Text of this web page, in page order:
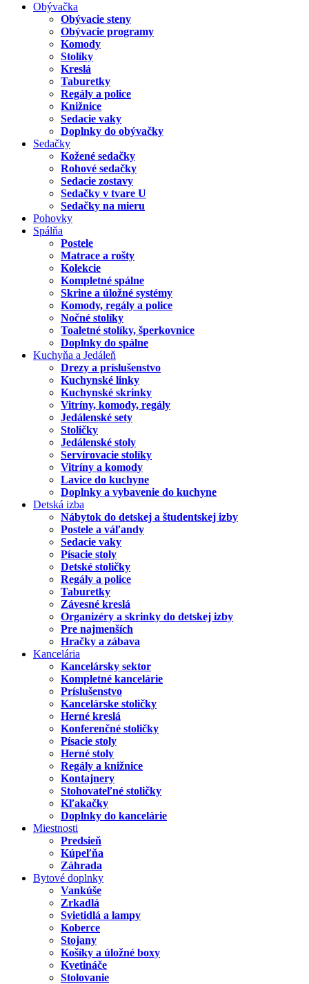
Obývačka
Obývacie steny
Obývacie programy
Komody
Stolíky
Kreslá
Taburetky
Regály a police
Knižnice
Sedacie vaky
Doplnky do obývačky
Sedačky
Kožené sedačky
Rohové sedačky
Sedacie zostavy
Sedačky v tvare U
Sedačky na mieru
Pohovky
Spálňa
Postele
Matrace a rošty
Kolekcie
Kompletné spálne
Skrine a úložné systémy
Komody, regály a police
Nočné stolíky
Toaletné stolíky, šperkovnice
Doplnky do spálne
Kuchyňa a Jedáleň
Drezy a príslušenstvo
Kuchynské linky
Kuchynské skrinky
Vitríny, komody, regály
Jedálenské sety
Stoličky
Jedálenské stoly
Servírovacie stolíky
Vitríny a komody
Lavice do kuchyne
Doplnky a vybavenie do kuchyne
Detská izba
Nábytok do detskej a študentskej izby
Postele a váľandy
Sedacie vaky
Písacie stoly
Detské stoličky
Regály a police
Taburetky
Závesné kreslá
Organizéry a skrinky do detskej izby
Pre najmenších
Hračky a zábava
Kancelária
Kancelársky sektor
Kompletné kancelárie
Príslušenstvo
Kancelárske stoličky
Herné kreslá
Konferenčné stoličky
Písacie stoly
Herné stoly
Regály a knižnice
Kontajnery
Stohovateľné stoličky
Kľakačky
Doplnky do kancelárie
Miestnosti
Predsieň
Kúpeľňa
Záhrada
Bytové doplnky
Vankúše
Zrkadlá
Svietidlá a lampy
Koberce
Stojany
Košíky a úložné boxy
Kvetináče
Stolovanie